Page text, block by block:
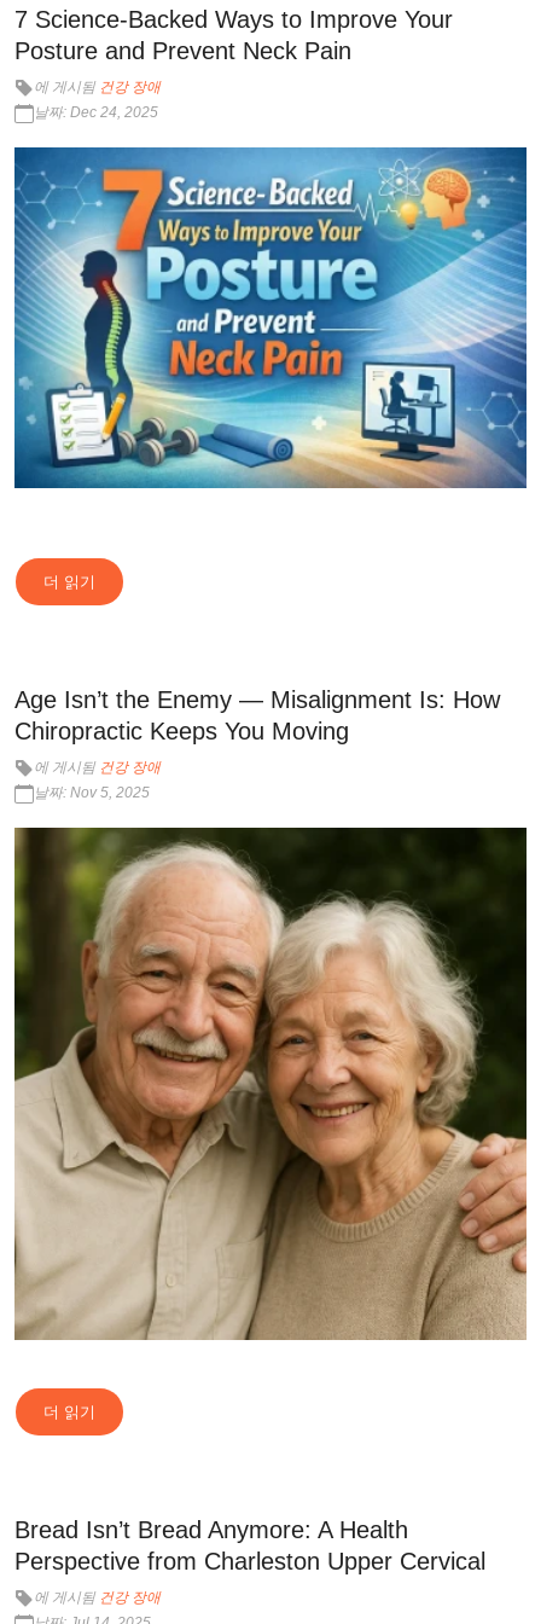
7 Science-Backed Ways to Improve Your
Posture and Prevent Neck Pain
에 게시됨 건강 장애
날짜: Dec 24, 2025
더 읽기
Age Isn’t the Enemy — Misalignment Is: How
Chiropractic Keeps You Moving
에 게시됨 건강 장애
날짜: Nov 5, 2025
더 읽기
Bread Isn’t Bread Anymore: A Health
Perspective from Charleston Upper Cervical
에 게시됨 건강 장애